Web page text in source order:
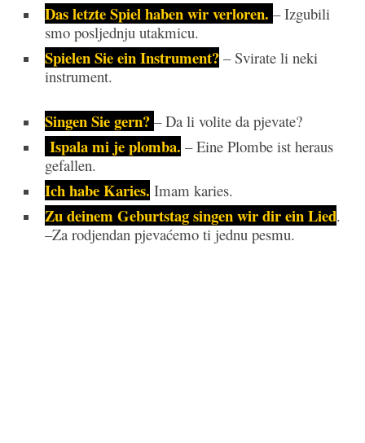
Das letzte Spiel haben wir verloren. – Izgubili
smo posljednju utakmicu.
Spielen Sie ein Instrument? – Svirate li neki
instrument.
Singen Sie gern? – Da li volite da pjevate?
Ispala mi je plomba. – Eine Plombe ist heraus
gefallen.
Ich habe Karies. Imam karies.
Zu deinem Geburtstag singen wir dir ein Lied.
–Za rodjendan pjevaćemo ti jednu pesmu.